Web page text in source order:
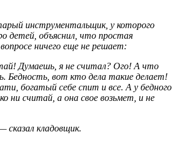
инструментальщик, у которого
детей, объяснил, что простая
ничего еще не решает:
Думаешь, я не считал? Ого! А что
Бедность, вот кто дела такие делает!
богатый себе спит и все. А у бедного
ни считай, а она свое возьмет, и не
кладовщик.